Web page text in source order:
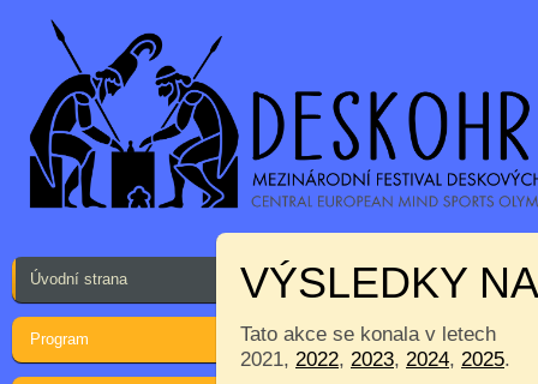
Úvodní strana
Program
VÝSLEDKY
Tato akce se konala v letech
2021, 2022, 2023, 2024, 2025.